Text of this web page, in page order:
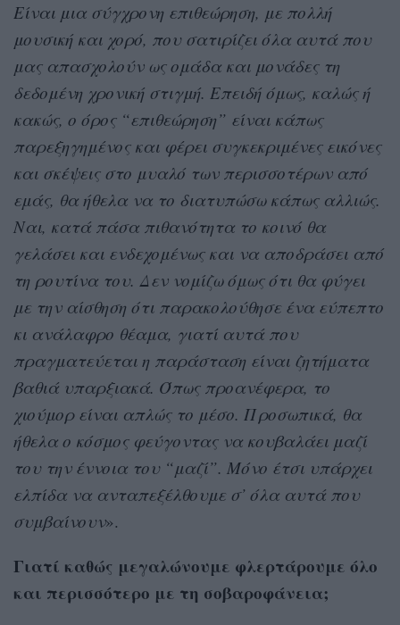
Είναι μια σύγχρονη επιθεώρηση, με πολλή
μουσική και χορό, που σατιρίζει όλα αυτά που
μας απασχολούν ως ομάδα και μονάδες τη
δεδομένη χρονική στιγμή. Επειδή όμως, καλώς ή
κακώς, ο όρος “επιθεώρηση” είναι κάπως
παρεξηγημένος και φέρει συγκεκριμένες εικόνες
και σκέψεις στο μυαλό των περισσοτέρων από
εμάς, θα ήθελα να το διατυπώσω κάπως αλλιώς.
Ναι, κατά πάσα πιθανότητα το κοινό θα
γελάσει και ενδεχομένως και να αποδράσει από
τη ρουτίνα του. Δεν νομίζω όμως ότι θα φύγει
με την αίσθηση ότι παρακολούθησε ένα εύπεπτο
κι ανάλαφρο θέαμα, γιατί αυτά που
πραγματεύεται η παράσταση είναι ζητήματα
βαθιά υπαρξιακά. Όπως προανέφερα, το
χιούμορ είναι απλώς το μέσο. Προσωπικά, θα
ήθελα ο κόσμος φεύγοντας να κουβαλάει μαζί
του την έννοια του “μαζί”. Μόνο έτσι υπάρχει
ελπίδα να ανταπεξέλθουμε σ’ όλα αυτά που
συμβαίνουν».
Γιατί καθώς μεγαλώνουμε φλερτάρουμε όλο
και περισσότερο με τη σοβαροφάνεια;